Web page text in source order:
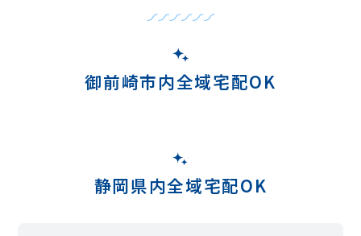
御前崎市内全域宅配OK
静岡県内全域宅配OK